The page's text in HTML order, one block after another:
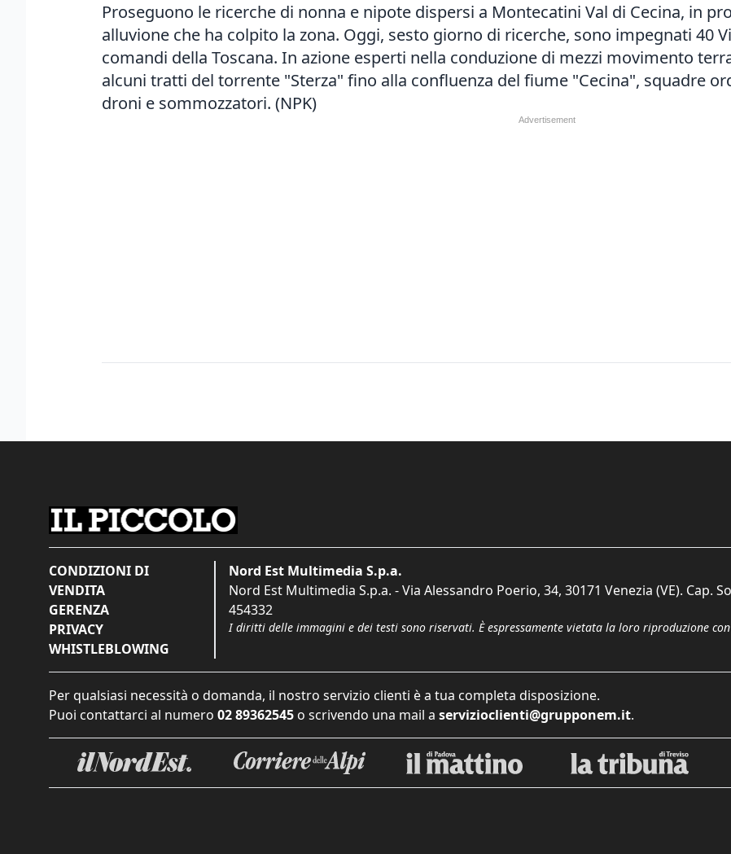
Proseguono le ricerche di nonna e nipote dispersi a Montecatini Val di Cecina, in
alluvione che ha colpito la zona. Oggi, sesto giorno di ricerche, sono impegnati 40
comandi della Toscana. In azione esperti nella conduzione di mezzi movimento
alcuni tratti del torrente "Sterza" fino alla confluenza del fiume "Cecina", squadre
droni e sommozzatori. (NPK)
CONDIZIONI DI
VENDITA
GERENZA
PRIVACY
WHISTLEBLOWING
Nord Est Multimedia S.p.a.
Nord Est Multimedia S.p.a. - Via Alessandro Poerio, 34, 30171 Venezia (VE). Cap.
454332
I diritti delle immagini e dei testi sono riservati. È espressamente vietata la loro riproduzione
Per qualsiasi necessità o domanda, il nostro servizio clienti è a tua completa disposizione.
Puoi contattarci al numero 02 89362545 o scrivendo una mail a servizioclienti@grupponem.it.